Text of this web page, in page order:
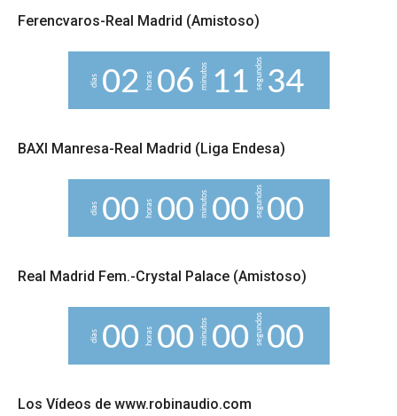
Ferencvaros-Real Madrid (Amistoso)
días 02 horas 06 minutos 11 segundos33
BAXI Manresa-Real Madrid (Liga Endesa)
días 00 horas 00 minutos 00segundos00
Real Madrid Fem.-Crystal Palace (Amistoso)
días 00 horas 00 minutos 00segundos00
Los Vídeos de www.robinaudio.com